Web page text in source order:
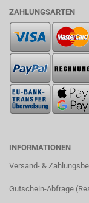
ZAHLUNGSARTEN
INFORMATIONEN
Versand- &
Gutschein-Abfrage